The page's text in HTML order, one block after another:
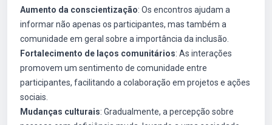
Aumento da conscientização: Os encontros ajudam a
informar não apenas os participantes, mas também a
comunidade em geral sobre a importância da inclusão.
Fortalecimento de laços comunitários: As interações
promovem um sentimento de comunidade entre
participantes, facilitando a colaboração em projetos e ações
sociais.
Mudanças culturais: Gradualmente, a percepção sobre